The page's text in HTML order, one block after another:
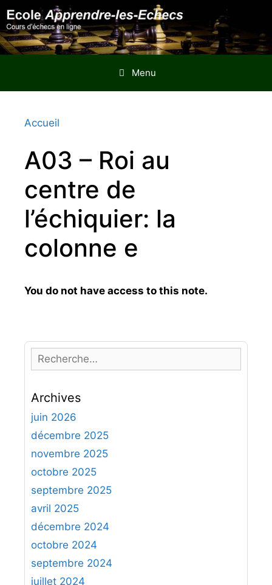
Aller
au
contenu
Menu
Accueil
A03 – Roi au
centre de
l’échiquier: la
colonne e
You do not have access to this note.
e
h
e
r
h
e
r
:
Archives
juin 2026
décembre 2025
novembre 2025
octobre 2025
septembre 2025
avril 2025
décembre 2024
octobre 2024
septembre 2024
juillet 2024